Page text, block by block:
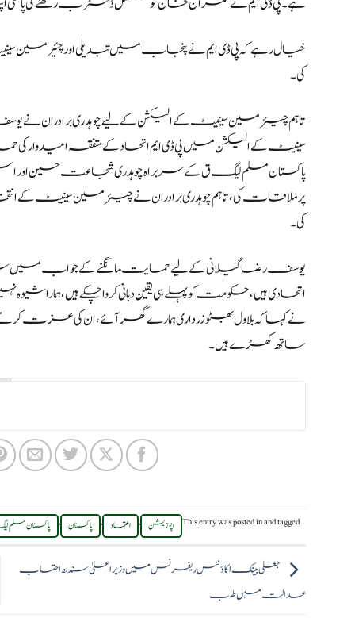
خیال رہے کہ پی ڈی ایم نے پنجاب میں تبدیلی اور
کی۔
تاہم چیئرمین سینیٹ کے الیکشن کے لیے چوہدری
سینیٹ کے الیکشن میں پی ڈی ایم اتحاد کے متفقہ امیدوار کی
پاکستان مسلم لیگ ق کے سربراہ چوہدری شجاعت حسین اور
پر ملاقات کی ، تاہم چوہدری برادران نے چیئرمین
کی۔
یوسف رضا گیلانی کے لیے حمایت مانگنے کے جواب میں
اتحادی ہیں ، حکومت کو پہلے ہی یقین دہانی کروا چکے ہیں ،
نے کہا کہ بلاول بھٹو زرداری ہمارے گھرآئے ، ان کی عزت
ساتھ کھڑے ہیں۔
This entry was posted inand tagged اپوزیشن , اعتماد , پاکستان , پاکستان
جعلی بینک اکاؤنٹس ریفرنس میں وزیراعلیٰ سندھ احتساب
عدالت میں طلب